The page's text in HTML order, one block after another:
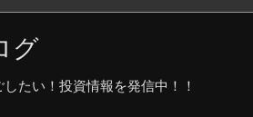
グ
たい！投資情報を発信中！！